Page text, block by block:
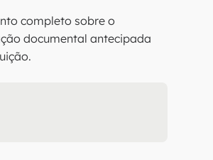
completo sobre o
documental antecipada